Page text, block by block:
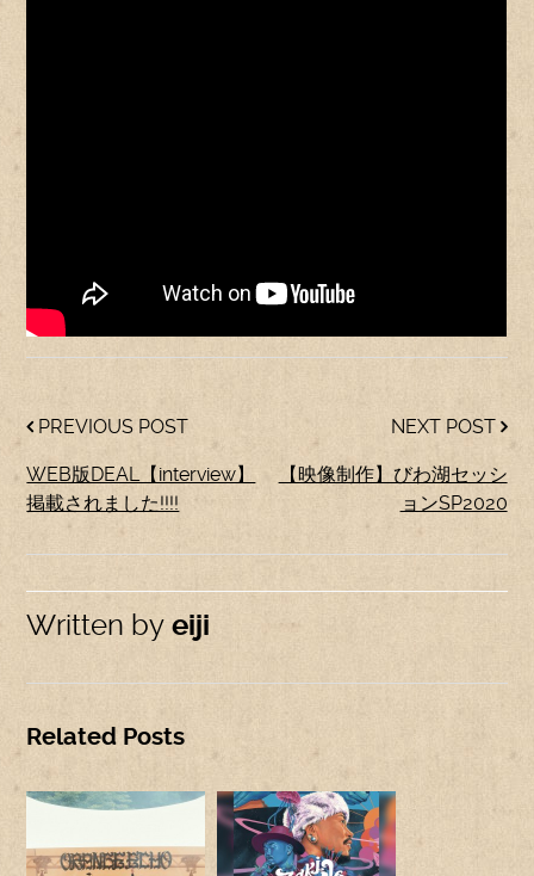
PREVIOUS POST
WEB版DEAL【interview】
掲載されました!!!!
NEXT POST
【映像制作】びわ湖セッシ
ョンSP2020
Written by eiji
Related Posts